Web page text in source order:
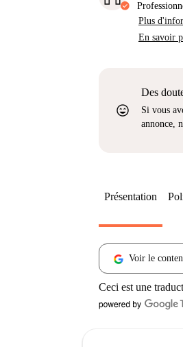
Plus
En savoir
sentiment_very_satisfied
Des
Si vous
annonce,
Présentation
Voir le
Ceci est une